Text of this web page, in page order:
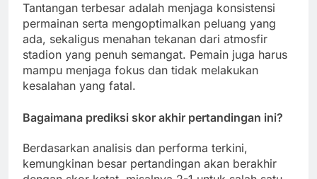
Tantangan terbesar adalah menjaga konsistensi
permainan serta mengoptimalkan peluang yang
ada, sekaligus menahan tekanan dari atmosfir
stadion yang penuh semangat. Pemain juga harus
mampu menjaga fokus dan tidak melakukan
kesalahan yang fatal.
Bagaimana prediksi skor akhir pertandingan ini?
Berdasarkan analisis dan performa terkini,
kemungkinan besar pertandingan akan berakhir